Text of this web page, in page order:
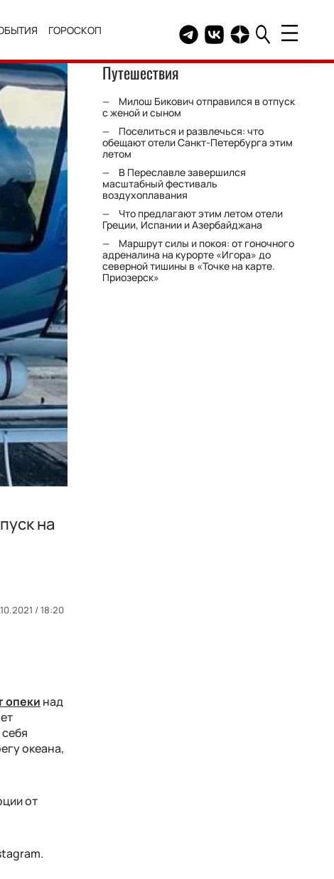
ГОРОСКОП Telegram канал HELLO
Группа HELLO
Канал HELLO в
на
/ 18:20
опеки над
океана,
от
Путешествия
Милош Бикович отправился в отпуск
с женой и сыном
Поселиться и развлечься: что
обещают отели Санкт-Петербурга этим
летом
В Переславле завершился
масштабный фестиваль
воздухоплавания
Что предлагают этим летом отели
Греции, Испании и Азербайджана
Маршрут силы и покоя: от гоночного
адреналина на курорте «Игора» до
северной тишины в «Точке на карте.
Приозерск»